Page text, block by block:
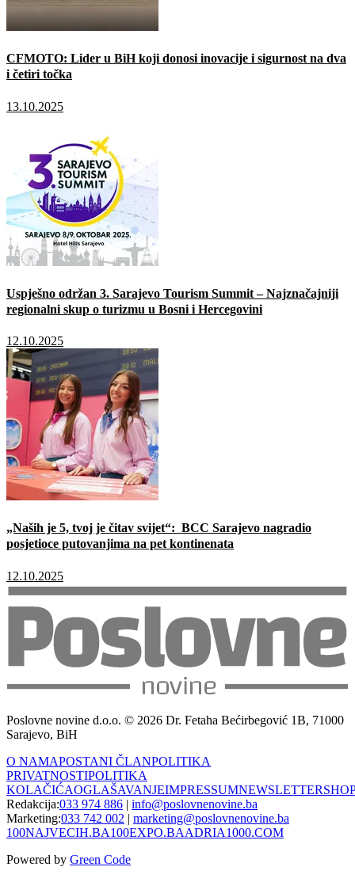
CFMOTO: Lider u BiH koji donosi inovacije i sigurnost na dva
i četiri točka
13.10.2025
Uspješno održan 3. Sarajevo Tourism Summit – Najznačajniji
regionalni skup o turizmu u Bosni i Hercegovini
12.10.2025
„Naših je 5, tvoj je čitav svijet“: BCC Sarajevo nagradio
posjetioce putovanjima na pet kontinenata
12.10.2025
Poslovne novine d.o.o. © 2026 Dr. Fetaha Bećirbegović 1B, 71000
Sarajevo, BiH
O NAMAPOSTANI ČLANPOLITIKA
PRIVATNOSTIPOLITIKA
KOLAČIĆAOGLAŠAVANJEIMPRESSUMNEWSLETTER
Redakcija:033 974 886 | info@poslovnenovine.ba
Marketing:033 742 002 | marketing@poslovnenovine.ba
100NAJVECIH.BA100EXPO.BAADRIA1000.COM
Powered by Green Code